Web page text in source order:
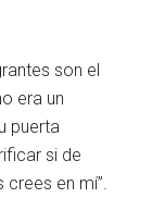
son el
era un
puerta
si de
en mí”.